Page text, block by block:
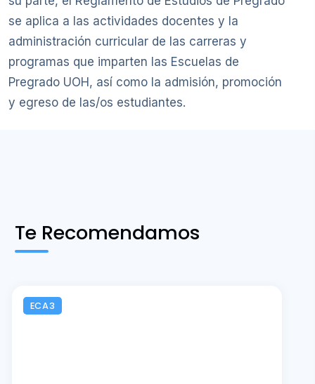
se aplica a las actividades docentes y la
administración curricular de las carreras y
programas que imparten las Escuelas de
Pregrado UOH, así como la admisión, promoción
y egreso de las/os estudiantes.
Te Recomendamos
ECA3